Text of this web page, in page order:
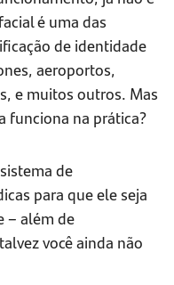
é uma das
de identidade
aeroportos,
e muitos outros. Mas
funciona na prática?
de
para que ele seja
– além de
você ainda não